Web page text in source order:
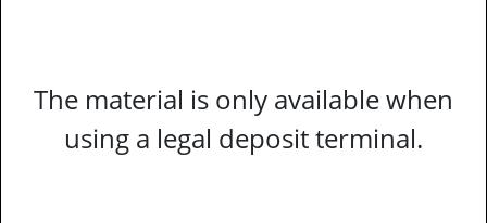
The material is only available when
using a legal deposit terminal.